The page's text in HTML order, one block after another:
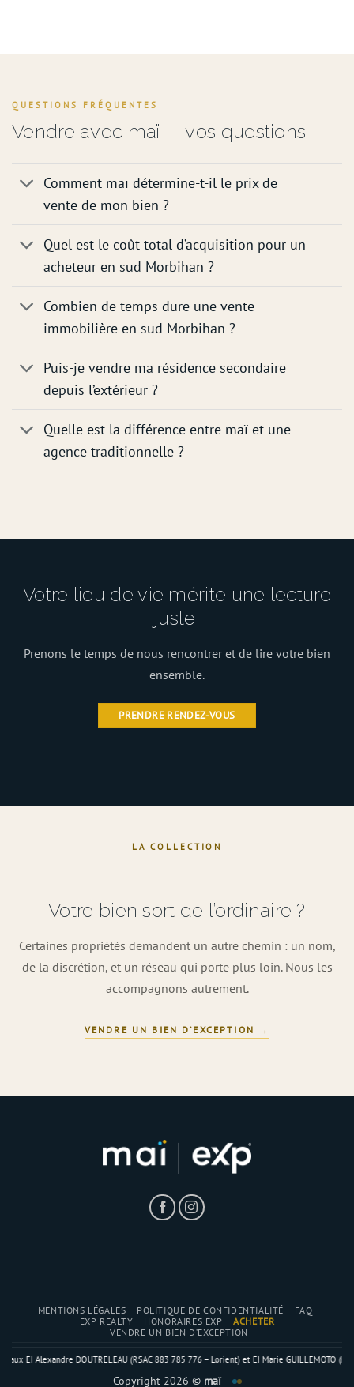
QUESTIONS FRÉQUENTES
Vendre avec maï — vos questions
Comment maï détermine-t-il le prix de
vente de mon bien ?
Quel est le coût total d’acquisition pour un
acheteur en sud Morbihan ?
Combien de temps dure une vente
immobilière en sud Morbihan ?
Puis-je vendre ma résidence secondaire
depuis l’extérieur ?
Quelle est la différence entre maï et une
agence traditionnelle ?
Votre lieu de vie mérite une lecture
juste.
Prenons le temps de nous rencontrer et de lire votre bien
ensemble.
PRENDRE RENDEZ-VOUS
LA COLLECTION
Votre bien sort de l’ordinaire ?
Certaines propriétés demandent un autre chemin : un nom,
de la discrétion, et un réseau qui porte plus loin. Nous les
accompagnons autrement.
VENDRE UN BIEN D’EXCEPTION →
MENTIONS LÉGALES POLITIQUE DE CONFIDENTIALITÉ
FAQ
EXP REALTY
HONORAIRES EXP
ACHETER
VENDRE UN BIEN D’EXCEPTION
DOUTRELEAU (RSAC 883 785 776 – Lorient) et EI Marie GUILLEMOTO (RSAC
Copyright 2026 © maï